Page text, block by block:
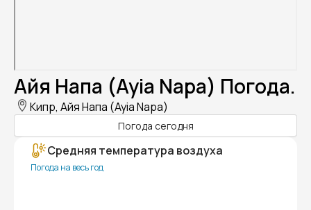
Айя Напа (Ayia Napa) Погода.
Кипр, Айя Напа (Ayia Napa)
Погода сегодня
Средняя температура воздуха
Погода на весь год